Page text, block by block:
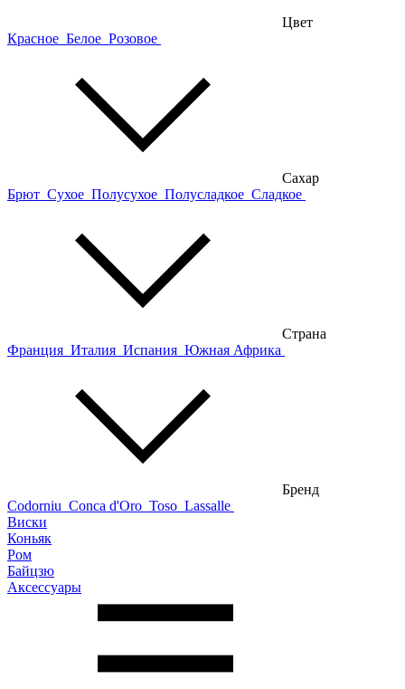
Цвет
Красное Белое Розовое
Сахар
Брют Сухое Полусухое Полусладкое Сладкое
Страна
Франция Италия Испания Южная Африка
Бренд
Codorniu Conca d'Oro Toso Lassalle
Виски
Коньяк
Ром
Байцзю
Аксессуары